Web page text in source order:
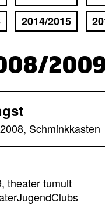
2014/2015
Schminkkasten
theater tumult